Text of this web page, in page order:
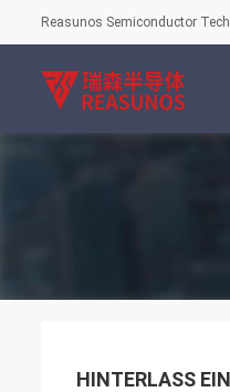
Reasunos Semiconductor
HINTERLASS